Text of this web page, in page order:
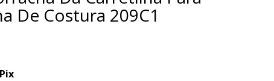
De Costura 209C1
Pix